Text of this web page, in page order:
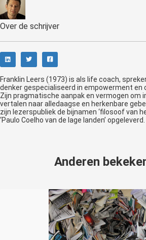
Over de schrijver
Franklin Leers (1973) is als life coach,
denker gespecialiseerd in empowerment en
Zijn pragmatische aanpak en vermogen om
vertalen naar alledaagse en herkenbare
zijn lezerspubliek de bijnamen ‘filosoof van
‘Paulo Coelho van de lage landen’ opgeleverd.
Anderen